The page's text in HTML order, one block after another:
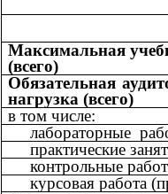
Максимальная
(всего)
Обязательная
нагрузка (всего)
в том числе:
лабораторные
практические
контрольные
курсовая работа